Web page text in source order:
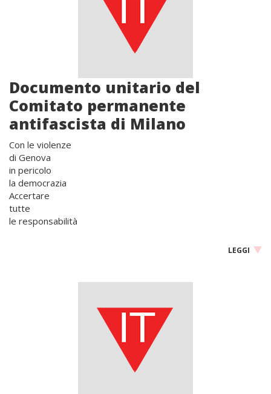
Documento unitario del
Comitato permanente
antifascista di Milano
Con le violenze
di Genova
in pericolo
la democrazia
Accertare
tutte
le responsabilità
LEGGI